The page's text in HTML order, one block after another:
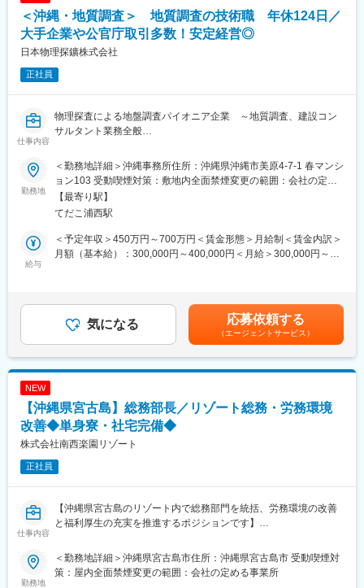
で成長を続けるグローバルメーカーです。
「メーカー＋ベンダー」機能を持つ当社ならではのスピード感あ
る商品開発や提案が可能。
変更の範囲：会社の定める業務
・クライアントや社内関係部署との連携／報告業務
※他のSVやシニアSVと共に、センターの今後に向けた戦略立案や
採用、異動計画などにも携わっていただきます。
■キャリアパス
を目指します。
■モデル年収
【経験者】入社1年目（SV）：350～400万、入社3年目（シニア
【未経験】入社1年目（ASV）：250～300万、入社2年目
（SV）：350～450万
軸となる事業のメンバーとして、活躍していただけるポジション
です。
当社は創業以来、大手エンタメ系の会社様とお取引があり、ファ
務などを行っています。大手企業取引、現代で盛んなECサイトの
１次対応のみで完了するのではなく、いかに付加価値を提供でき
るかを考え、お客様の声を活かした改善提案をするなど、「おも
てなし」精神を大事にしています。
変更の範囲：会社の定める業務
＜沖縄・地質調査＞ 地質調査の技術職 年休124日／
大手企業や公官庁取引多数！安定経営◎
日本物理探鑛株式会社
正社員
仕事内容
物理探査による地盤調査パイオニア企業 ～地質調査、建設コン
サルタント業務全般
■業務概要：【変更の範囲：会社の定める業務】
当社の地質調査員としてご活躍いただきます！
当社では、磁気探査やボーリングのような、建設工事に伴う地質
調査や危険物調査、環境調査などの他、安全化対策工事、測定機
器の開発など、「地盤」に関する総合コンサルティングを担いま
す。
・調査・採取
・解析
■同社の魅力：
当事業は、大手ゼネコンや、公共事業において受注をすることが
多くございます。その中でも、お客様にきちんとしたサービス品
また、不発弾探査（危険物探査）などの実績も豊富です
創業以来、85発以上の機雷・爆雷・魚雷、1000発以上の不発弾、
害を未然に防ぎ工事の安全、住民不安の解消に貢献してきまし
た。
勤務地
＜勤務地詳細＞沖縄事務所住所：沖縄県沖縄市美原4-7-1 春マンシ
ョン103 受動喫煙対策：敷地内全面禁煙変更の範囲：会社の定め
る事業所
【最寄り駅】
てだこ浦西駅
給与
＜予定年収＞450万円～700万円＜賃金形態＞月給制＜賃金内訳＞
月額（基本給）：300,000円～400,000円＜月給＞300,000円～
ります。月給(月額)は固定手当を含めた表記です。
気になる 応募依頼する
（エージェントサービス）
NEW
【沖縄県宮古島】総務部長／リゾート総務・労務環境
改善◆単身寮・社宅完備◆
株式会社南西楽園リゾート
正社員
仕事内容
【沖縄県宮古島のリゾート内で総務部門を統括、労務環境の改善
と福利厚生の充実を推進するポジションです】
■業務概要
当社の総務部長として、宮古島のリゾート施設における総務チー
勤務地
＜勤務地詳細＞沖縄県宮古島市住所：沖縄県宮古島市 受動喫煙対
策：屋内全面禁煙変更の範囲：会社の定める事業所